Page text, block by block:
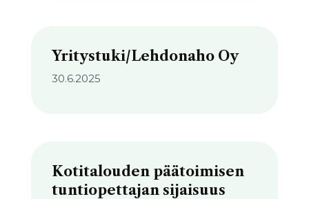
Yritystuki/Lehdonaho Oy
30.6.2025
Kotitalouden päätoimisen
tuntiopettajan sijaisuus